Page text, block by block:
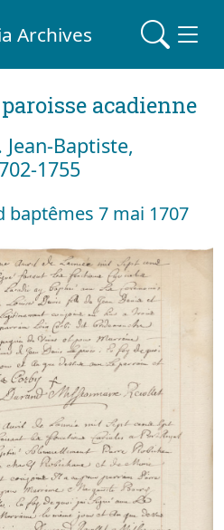
Archives
acadienne
Baptiste,
1755
baptêmes 7 mai 1707